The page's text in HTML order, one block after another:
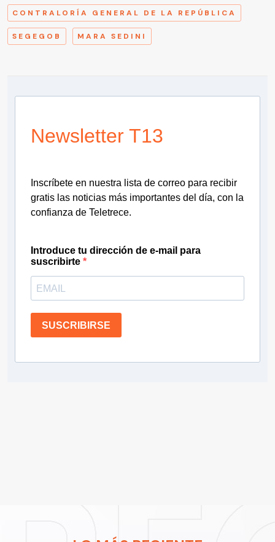
CONTRALORÍA GENERAL DE LA REPÚBLICA
SEGEGOB MARA SEDINI
Newsletter T13
Inscríbete en nuestra lista de correo para recibir
gratis las noticias más importantes del día, con la
confianza de Teletrece.
Introduce tu dirección de e-mail para
suscribirte
SUSCRIBIRSE